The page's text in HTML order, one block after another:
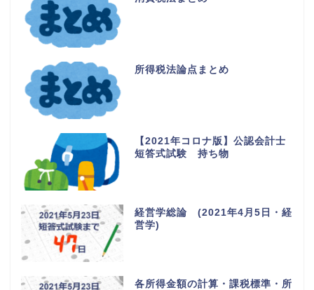
所得税法論点まとめ
【2021年コロナ版】公認会計士
短答式試験 持ち物
経営学総論 (2021年4月5日・経
営学)
各所得金額の計算・課税標準・所